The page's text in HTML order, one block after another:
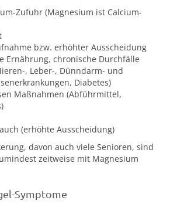
Zufuhr (Magnesium ist Calcium-
bzw. erhöhter Ausscheidung
Ernährung, chronische Durchfälle
, Leber-, Dünndarm- und
Diabetes)
Maßnahmen (Abführmittel,
(erhöhte Ausscheidung)
davon auch viele Senioren, sind
zeitweise mit Magnesium
Symptome